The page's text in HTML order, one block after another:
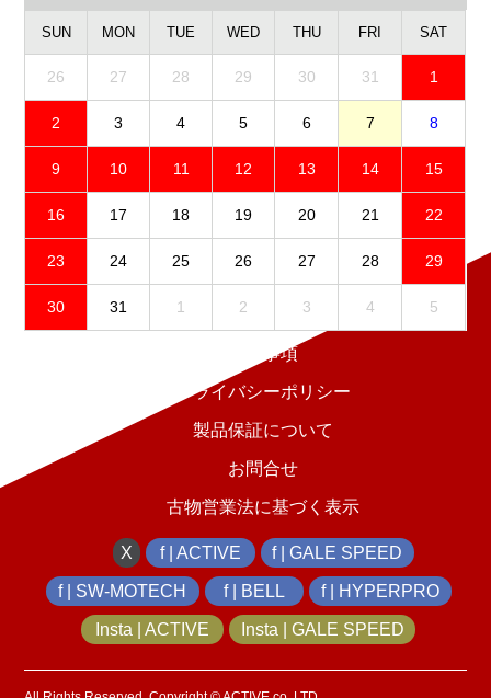
SUN MON TUE WED THU FRI SAT
26 27 28 29 30 31 1
2 3 4 5 6 7 8
9 10 11 12 13 14 15
16 17 18 19 20 21 22
23 24 25 26 27 28 29
30 31 1 2 3 4 5
免責事項
プライバシーポリシー
製品保証について
お問合せ
古物営業法に基づく表示
X f | ACTIVE f | GALE SPEED
f | SW-MOTECH f | BELL f | HYPERPRO
Insta | ACTIVE Insta | GALE SPEED